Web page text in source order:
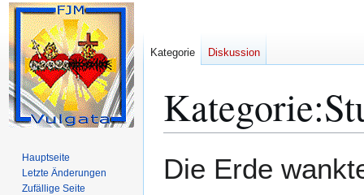
Kategorie:
Navigation
Suche
Die Erde
Kategorie Diskussion
Hauptseite
Letzte Änderungen
Zufällige Seite